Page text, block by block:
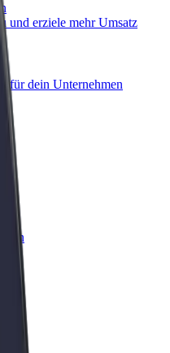
und erziele mehr Umsatz
für dein Unternehmen